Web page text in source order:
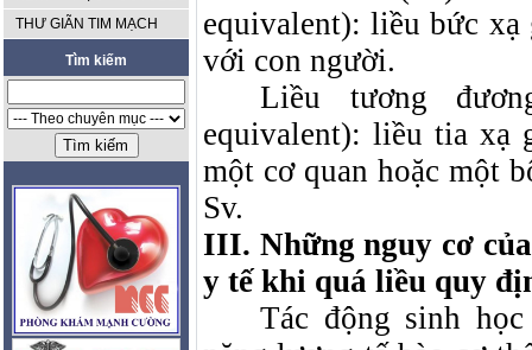
THƯ GIÃN TIM MẠCH
Tìm kiếm
equivalent): liều bức
với con người.
Liều tương
equivalent): liều tia xạ
một cơ quan hoặc một
Sv.
III. Những nguy cơ
y tế khi quá liều quy
Tác động sinh